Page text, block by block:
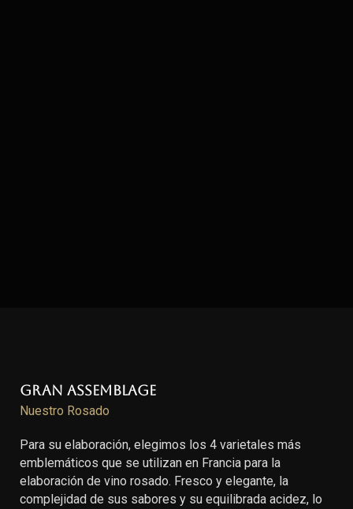
Gran Assemblage
Nuestro Rosado
Para su elaboración, elegimos los 4 varietales más
emblemáticos que se utilizan en Francia para la
elaboración de vino rosado. Fresco y elegante, la
complejidad de sus sabores y su equilibrada acidez, lo